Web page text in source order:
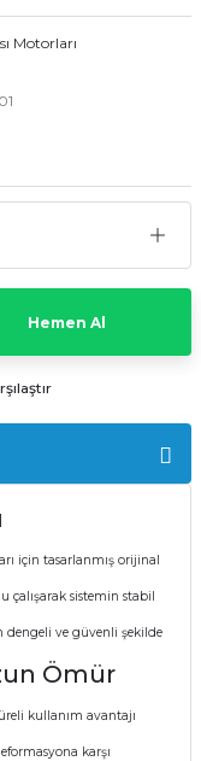
Motorları
Hemen Al
için tasarlanmış orijinal
çalışarak sistemin stabil
dengeli ve güvenli şekilde
Ömür
kullanım avantajı
karşı